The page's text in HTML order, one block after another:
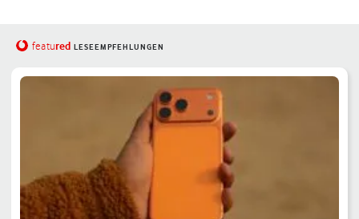
featured LESEEMPFEHLUNGEN